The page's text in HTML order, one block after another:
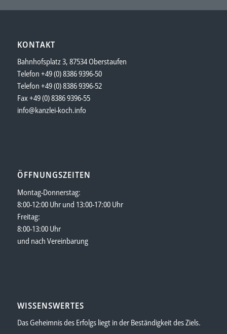
KONTAKT
Bahnhofsplatz 3, 87534 Oberstaufen
Telefon +49 (0) 8386 9396-50
Telefon +49 (0) 8386 9396-52
Fax +49 (0) 8386 9396-55
info@kanzlei-koch.info
ÖFFNUNGSZEITEN
Montag-Donnerstag:
8:00-12:00 Uhr und 13:00-17:00 Uhr
Freitag:
8:00-13:00 Uhr
und nach Vereinbarung
WISSENSWERTES
Das Geheimnis des Erfolgs liegt in der Beständigkeit des Ziels.